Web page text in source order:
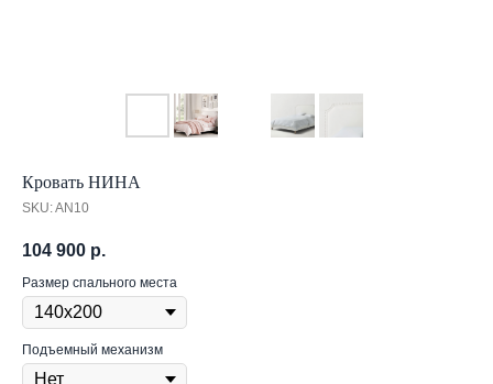
Кровать НИНА
SKU:AN10
104 900 р.
Размер спального места
Подъемный механизм